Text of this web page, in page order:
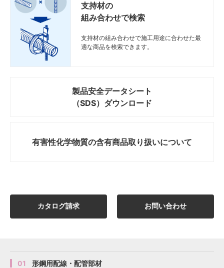
支持材の
組み合わせで検索
支持材の組み合わせで施工用途に合わせた最
適な商品を検索できます。
製品安全データシート
（SDS）ダウンロード
有害性化学物質の含有商品取り扱いについて
カタログ請求 お問い合わせ
01 形鋼用配線・配管部材